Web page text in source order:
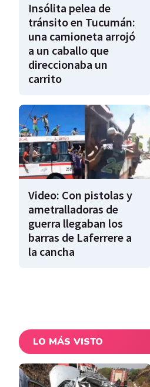
Insólita pelea de
tránsito en Tucumán:
una camioneta arrojó
a un caballo que
direccionaba un
carrito
Video: Con pistolas y
ametralladoras de
guerra llegaban los
barras de Laferrere a
la cancha
LO MÁS VISTO